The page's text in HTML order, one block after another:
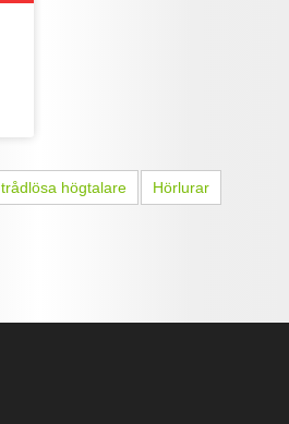
trådlösa högtalare Hörlurar